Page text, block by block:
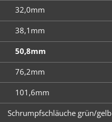
32,0mm
38,1mm
50,8mm
76,2mm
101,6mm
Schrumpfschläuche grün/gelb